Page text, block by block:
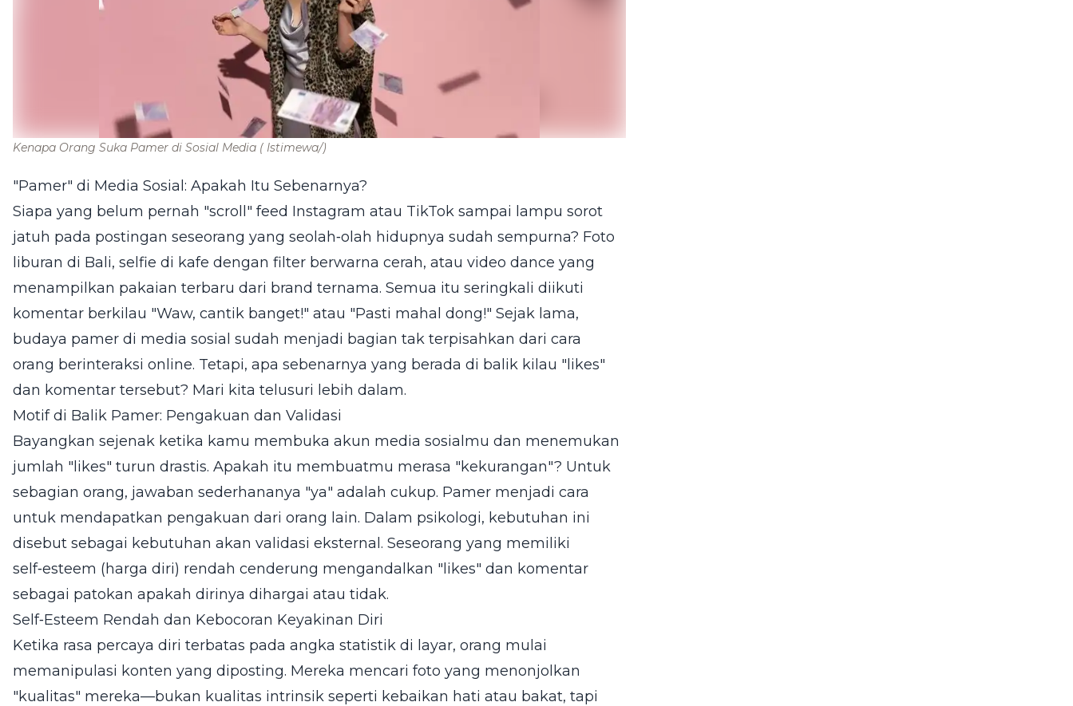
Kenapa Orang Suka Pamer di Sosial Media ( Istimewa/)
"Pamer" di Media Sosial: Apakah Itu Sebenarnya?
Siapa yang belum pernah "scroll" feed Instagram atau TikTok sampai lampu sorot
jatuh pada postingan seseorang yang seolah‑olah hidupnya sudah sempurna? Foto
liburan di Bali, selfie di kafe dengan filter berwarna cerah, atau video dance yang
menampilkan pakaian terbaru dari brand ternama. Semua itu seringkali diikuti
komentar berkilau "Waw, cantik banget!" atau "Pasti mahal dong!" Sejak lama,
budaya pamer di media sosial sudah menjadi bagian tak terpisahkan dari cara
orang berinteraksi online. Tetapi, apa sebenarnya yang berada di balik kilau "likes"
dan komentar tersebut? Mari kita telusuri lebih dalam.
Motif di Balik Pamer: Pengakuan dan Validasi
Bayangkan sejenak ketika kamu membuka akun media sosialmu dan menemukan
jumlah "likes" turun drastis. Apakah itu membuatmu merasa "kekurangan"? Untuk
sebagian orang, jawaban sederhananya "ya" adalah cukup. Pamer menjadi cara
untuk mendapatkan pengakuan dari orang lain. Dalam psikologi, kebutuhan ini
disebut sebagai kebutuhan akan validasi eksternal. Seseorang yang memiliki
self‑esteem (harga diri) rendah cenderung mengandalkan "likes" dan komentar
sebagai patokan apakah dirinya dihargai atau tidak.
Self‑Esteem Rendah dan Kebocoran Keyakinan Diri
Ketika rasa percaya diri terbatas pada angka statistik di layar, orang mulai
memanipulasi konten yang diposting. Mereka mencari foto yang menonjolkan
"kualitas" mereka—bukan kualitas intrinsik seperti kebaikan hati atau bakat, tapi